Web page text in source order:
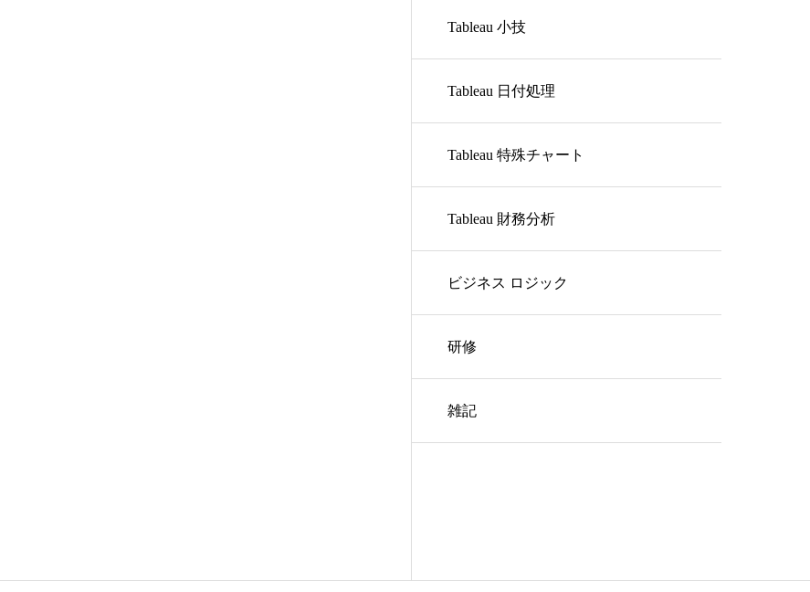
Tableau 小技
Tableau 日付処理
Tableau 特殊チャート
Tableau 財務分析
ビジネス ロジック
研修
雑記